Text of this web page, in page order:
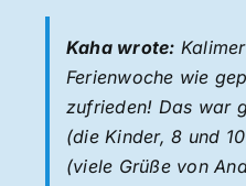
Kaha wrote:
Ferienwoche wie
zufrieden! Das war
(die Kinder, 8 und
(viele Grüße von